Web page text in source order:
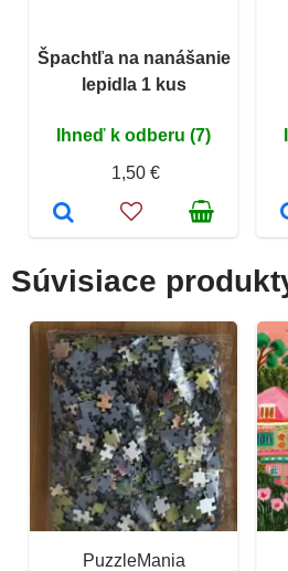
Špachtľa na nanášanie
lepidla 1 kus
Ihneď k odberu (7)
1,50 €
Súvisiace
PuzzleMania